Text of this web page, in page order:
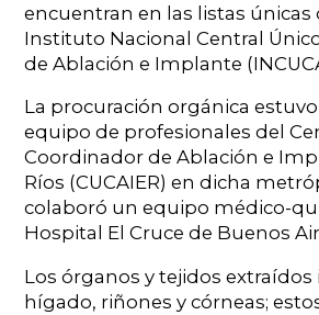
encuentran en las listas únicas
Instituto Nacional Central
de Ablación e Implante
La procuración orgánica
equipo de profesionales del
Coordinador de Ablación e
Ríos (CUCAIER) en dicha
colaboró un equipo médico-
Hospital El Cruce de Buenos
Los órganos y tejidos
hígado, riñones y córneas;